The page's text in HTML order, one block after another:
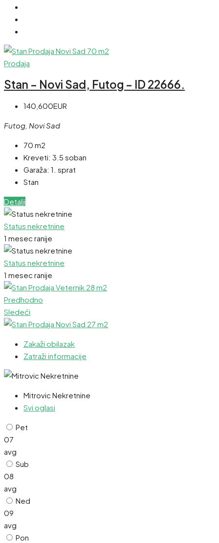
Prodaja
Stan – Novi Sad, Futog – ID 22666.
140,600EUR
Futog, Novi Sad
70 m2
Kreveti: 3.5 soban
Garaža: 1. sprat
Stan
Detalji
Status nekretnine
1 mesec ranije
Status nekretnine
1 mesec ranije
Predhodno
Sledeći
Zakaži obilazak
Zatraži informacije
Mitrovic Nekretnine
Svi oglasi
Pet
07
avg
Sub
08
avg
Ned
09
avg
Pon